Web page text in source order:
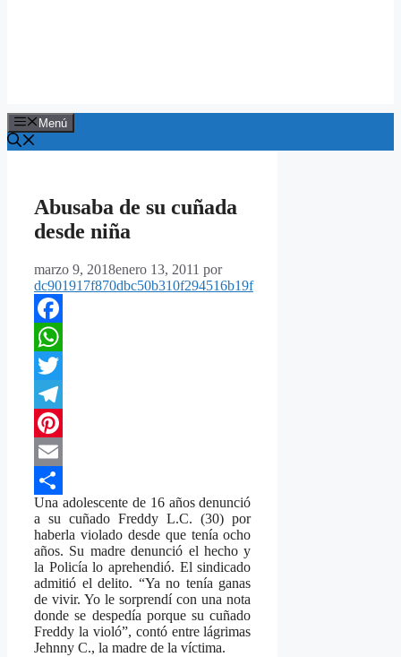
Menú
Abusaba de su cuñada
desde niña
marzo 9, 2018enero 13, 2011 por
dc901917f870dbc50b310f294516b19f
Facebook
WhatsApp
Twitter
Telegram
Pinterest
Email
Compartir
Una adolescente de 16 años denunció
a su cuñado Freddy L.C. (30) por
haberla violado desde que tenía ocho
años. Su madre denunció el hecho y
la Policía lo aprehendió. El sindicado
admitió el delito. “Ya no tenía ganas
de vivir. Yo le sorprendí con una nota
donde se despedía porque su cuñado
Freddy la violó”, contó entre lágrimas
Jehnny C., la madre de la víctima.